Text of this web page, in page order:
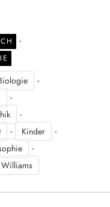
-
-
-
-
- Kinder -
-
Williams